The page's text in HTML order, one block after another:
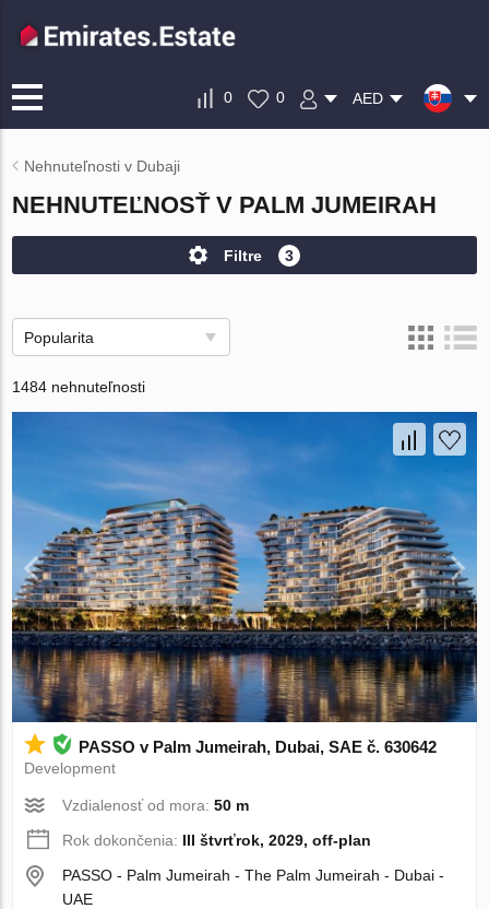
0 0 AED
Nehnuteľnosti v Dubaji
NEHNUTEĽNOSŤ V PALM JUMEIRAH
Filtre 3
Popularita
1484 nehnuteľnosti
PASSO v Palm Jumeirah, Dubai, SAE č. 630642
Development
Vzdialenosť od mora:50 m
Rok dokončenia: III štvrťrok, 2029, off-plan
PASSO - Palm Jumeirah - The Palm Jumeirah - Dubai -
UAE